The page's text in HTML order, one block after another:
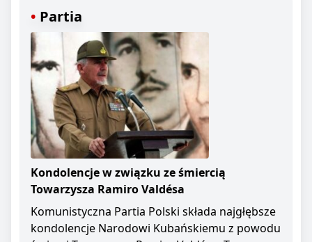
Partia
Kondolencje w związku ze śmiercią
Towarzysza Ramiro Valdésa
Komunistyczna Partia Polski składa najgłębsze
kondolencje Narodowi Kubańskiemu z powodu